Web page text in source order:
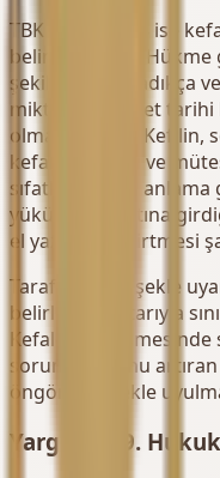
TBK madde 584 ise
belirtmektedir. Hükme
şekilde yapılmadıkça
miktar ile kefalet
olmamaktadır. Kefilin,
kefalet tarihini ve
sıfatla veya bu
yükümlülük altına
el yazısıyla belirtmesi
Taraflar, yazılı şekle
belirli bir miktarıyla
Kefalet sözleşmesinde
sorumluluğunu
öngörülen şekle
Yargıtay 19.